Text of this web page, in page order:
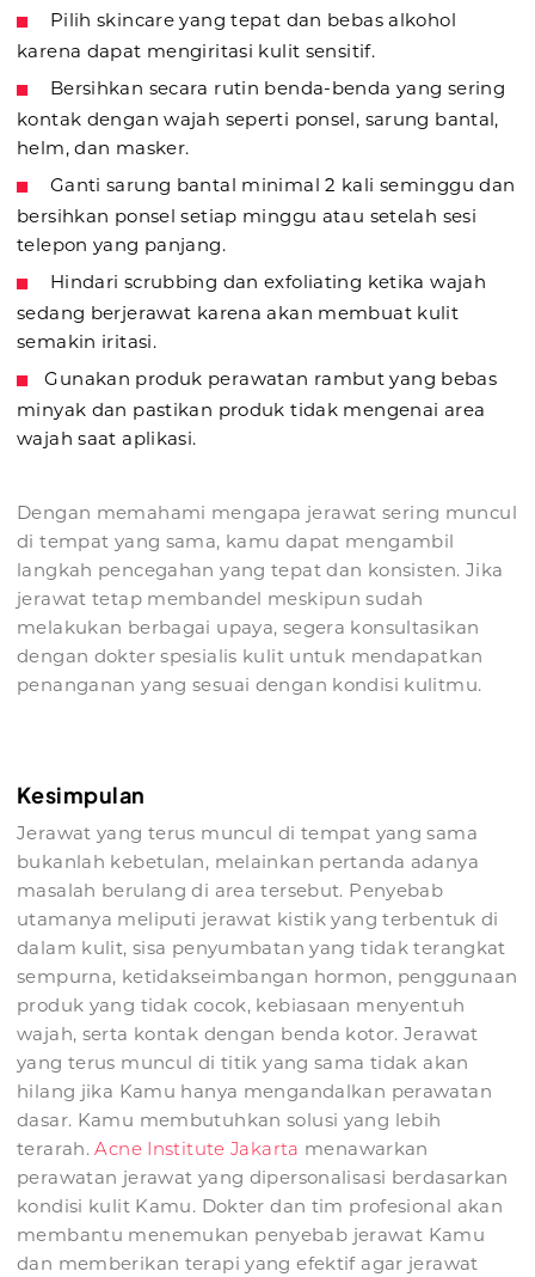
Pilih skincare yang tepat dan bebas alkohol
karena dapat mengiritasi kulit sensitif.
Bersihkan secara rutin benda-benda yang sering
kontak dengan wajah seperti ponsel, sarung bantal,
helm, dan masker.
Ganti sarung bantal minimal 2 kali seminggu dan
bersihkan ponsel setiap minggu atau setelah sesi
telepon yang panjang.
Hindari scrubbing dan exfoliating ketika wajah
sedang berjerawat karena akan membuat kulit
semakin iritasi.
Gunakan produk perawatan rambut yang bebas
minyak dan pastikan produk tidak mengenai area
wajah saat aplikasi.
Dengan memahami mengapa jerawat sering muncul
di tempat yang sama, kamu dapat mengambil
langkah pencegahan yang tepat dan konsisten. Jika
jerawat tetap membandel meskipun sudah
melakukan berbagai upaya, segera konsultasikan
dengan dokter spesialis kulit untuk mendapatkan
penanganan yang sesuai dengan kondisi kulitmu.
Kesimpulan
Jerawat yang terus muncul di tempat yang sama
bukanlah kebetulan, melainkan pertanda adanya
masalah berulang di area tersebut. Penyebab
utamanya meliputi jerawat kistik yang terbentuk di
dalam kulit, sisa penyumbatan yang tidak terangkat
sempurna, ketidakseimbangan hormon, penggunaan
produk yang tidak cocok, kebiasaan menyentuh
wajah, serta kontak dengan benda kotor. Jerawat
yang terus muncul di titik yang sama tidak akan
hilang jika Kamu hanya mengandalkan perawatan
dasar. Kamu membutuhkan solusi yang lebih
terarah.Acne Institute Jakarta menawarkan
perawatan jerawat yang dipersonalisasi berdasarkan
kondisi kulit Kamu. Dokter dan tim profesional akan
membantu menemukan penyebab jerawat Kamu
dan memberikan terapi yang efektif agar jerawat